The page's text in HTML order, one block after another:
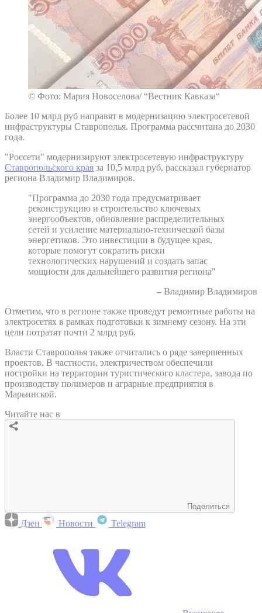
© Фото: Мария Новоселова/ “Вестник Кавказа“
Более 10 млрд руб направят в модернизацию электросетевой
инфраструктуры Ставрополья. Программа рассчитана до 2030
года.
"Россети" модернизируют электросетевую инфраструктуру
Ставропольского края за 10,5 млрд руб, рассказал губернатор
региона Владимир Владимиров.
"Программа до 2030 года предусматривает
реконструкцию и строительство ключевых
энергообъектов, обновление распределительных
сетей и усиление материально-технической базы
энергетиков. Это инвестиции в будущее края,
которые помогут сократить риски
технологических нарушений и создать запас
мощности для дальнейшего развития региона"
– Владимир Владимиров
Отметим, что в регионе также проведут ремонтные работы на
электросетях в рамках подготовки к зимнему сезону. На эти
цели потратят почти 2 млрд руб.
Власти Ставрополья также отчитались о ряде завершенных
проектов. В частности, электричеством обеспечили
постройки на территории туристического кластера, завода по
производству полимеров и аграрные предприятия в
Марьинской.
Читайте нас в
Поделиться
Дзен Новости Telegram